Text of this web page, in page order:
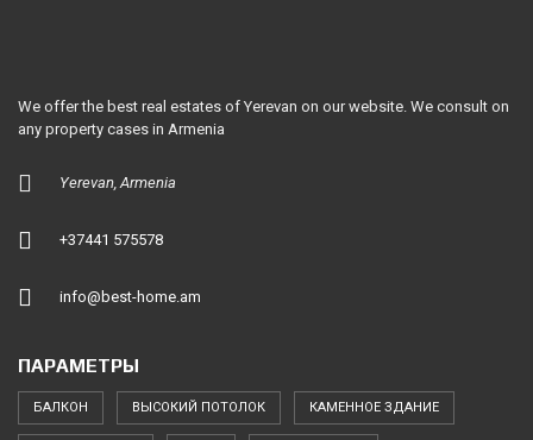
We offer the best real estates of Yerevan on our website. We consult on
any property cases in Armenia
Yerevan, Armenia
+37441 575578
info@best-home.am
ПАРАМЕТРЫ
БАЛКОН ВЫСОКИЙ ПОТОЛОК КАМЕННОЕ ЗДАНИЕ